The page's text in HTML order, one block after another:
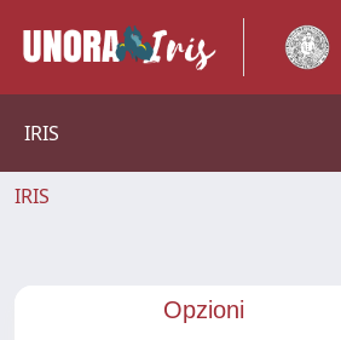
IRIS
IRIS
Opzioni